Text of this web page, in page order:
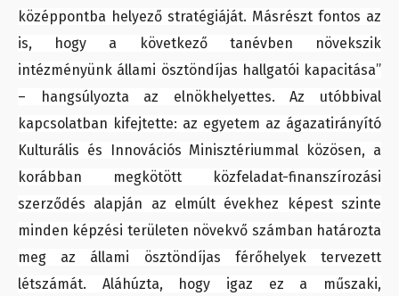
középpontba helyező stratégiáját. Másrészt fontos az
is, hogy a következő tanévben növekszik
intézményünk állami ösztöndíjas hallgatói kapacitása”
– hangsúlyozta az elnökhelyettes. Az utóbbival
kapcsolatban kifejtette: az egyetem az ágazatirányító
Kulturális és Innovációs Minisztériummal közösen, a
korábban megkötött közfeladat-finanszírozási
szerződés alapján az elmúlt évekhez képest szinte
minden képzési területen növekvő számban határozta
meg az állami ösztöndíjas férőhelyek tervezett
létszámát. Aláhúzta, hogy igaz ez a műszaki,